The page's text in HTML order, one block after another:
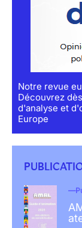
Notre revue
Découvrez
d'analyse et
Europe